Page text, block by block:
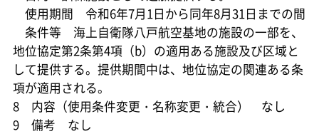
使用期間 令和6年7月1日から同年8月31日までの間
条件等 海上自衛隊八戸航空基地の施設の一部を、
地位協定第2条第4項（b）の適用ある施設及び区域と
して提供する。提供期間中は、地位協定の関連ある条
項が適用される。
8 内容（使用条件変更・名称変更・統合） なし
9 備考 なし